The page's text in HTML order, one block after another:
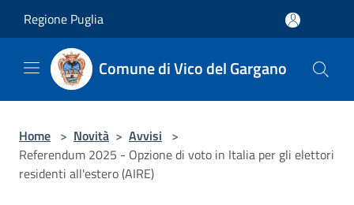
Regione Puglia
Comune di Vico del Gargano
Home > Novità > Avvisi >
Referendum 2025 - Opzione di voto in Italia per gli elettori
residenti all'estero (AIRE)